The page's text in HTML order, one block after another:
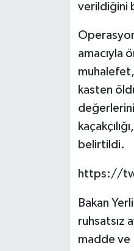
verildiğini
amacıyla
kasten
belirtildi.
https://
Bakan
ruhsatsız
madde ve